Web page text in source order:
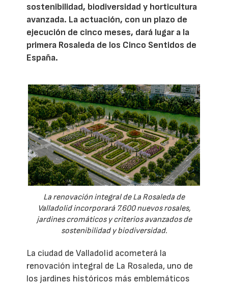
sostenibilidad, biodiversidad y horticultura
avanzada. La actuación, con un plazo de
ejecución de cinco meses, dará lugar a la
primera Rosaleda de los Cinco Sentidos de
España.
La renovación integral de La Rosaleda de
Valladolid incorporará 7.600 nuevos rosales,
jardines cromáticos y criterios avanzados de
sostenibilidad y biodiversidad.
La ciudad de Valladolid acometerá la
renovación integral de La Rosaleda, uno de
los jardines históricos más emblemáticos